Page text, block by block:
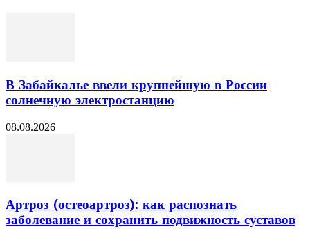
В Забайкалье ввели крупнейшую в России
солнечную электростанцию
08.08.2026
Артроз (остеоартроз): как распознать
заболевание и сохранить подвижность суставов